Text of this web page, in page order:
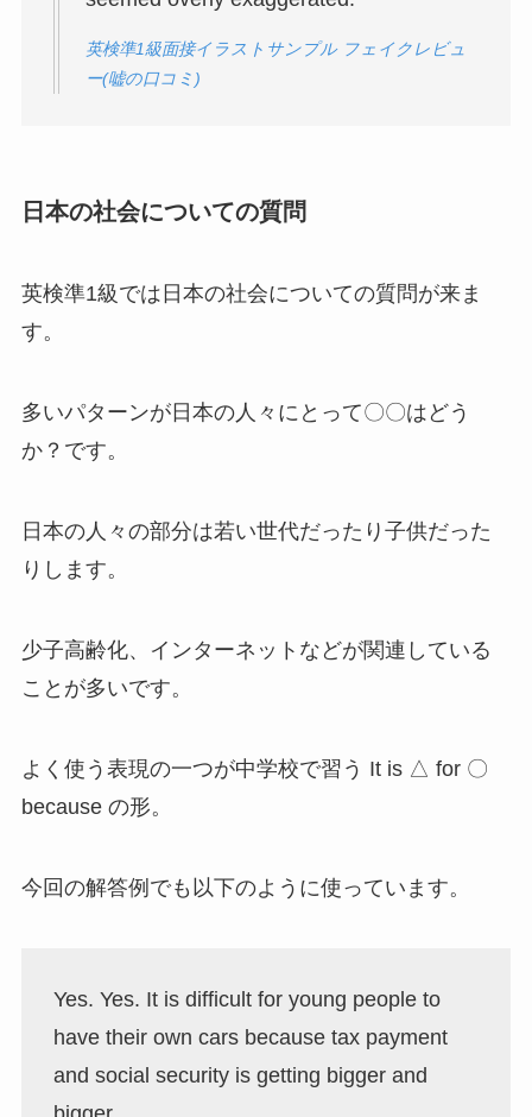
英検準1級面接イラストサンプル フェイクレビュ
ー(嘘の口コミ)
日本の社会についての質問
英検準1級では日本の社会についての質問が来ま
す。
多いパターンが日本の人々にとって〇〇はどう
か？です。
日本の人々の部分は若い世代だったり子供だった
りします。
少子高齢化、インターネットなどが関連している
ことが多いです。
よく使う表現の一つが中学校で習う It is △ for 〇
because の形。
今回の解答例でも以下のように使っています。
Yes. Yes. It is difficult for young people to
have their own cars because tax payment
and social security is getting bigger and